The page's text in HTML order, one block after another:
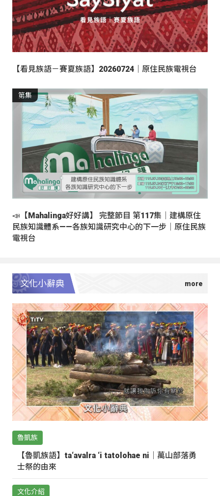
【看見族語－賽夏族語】20260724｜原住民族電視台
第集
📣【Mahalinga好好講】 完整節目 第117集｜建構原住
民族知識體系——各族知識研究中心的下一步｜原住民族
電視台
文化小辭典
魯凱族
【魯凱族語】ta‘avalra ‘i tatolohae ni｜萬山部落勇
士祭的由來
文化介紹